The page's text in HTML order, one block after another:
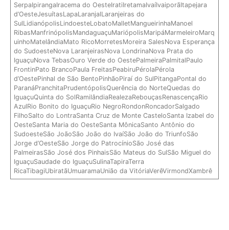
SerpaIpirangaIracema do OesteIratiIretamaIvaíIvaiporãItapejara
d’OesteJesuítasLapaLaranjalLaranjeiras do
SulLidianópolisLindoesteLobatoMalletMangueirinhaManoel
RibasManfrinópolisMandaguaçuMariópolisMaripáMarmeleiroMarq
uinhoMatelândiaMato RicoMorretesMoreira SalesNova Esperança
do SudoesteNova LaranjeirasNova LondrinaNova Prata do
IguaçuNova TebasOuro Verde do OestePalmeiraPalmitalPaulo
FrontinPato BrancoPaula FreitasPeabiruPérolaPérola
d’OestePinhal de São BentoPinhãoPiraí do SulPitangaPontal do
ParanáPranchitaPrudentópolisQuerência do NorteQuedas do
IguaçuQuinta do SolRamilândiaRealezaRebouçasRenascençaRio
AzulRio Bonito do IguaçuRio NegroRondonRoncadorSalgado
FilhoSalto do LontraSanta Cruz de Monte CasteloSanta Izabel do
OesteSanta Maria do OesteSanta MônicaSanto Antônio do
SudoesteSão JoãoSão João do IvaíSão João do TriunfoSão
Jorge d’OesteSão Jorge do PatrocínioSão José das
PalmeirasSão José dos PinhaisSão Mateus do SulSão Miguel do
IguaçuSaudade do IguaçuSulinaTapiraTerra
RicaTibagiUbiratãUmuaramaUnião da VitóriaVerêVirmondXambrê